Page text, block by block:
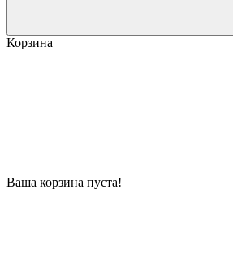
Корзина
Ваша корзина пуста!